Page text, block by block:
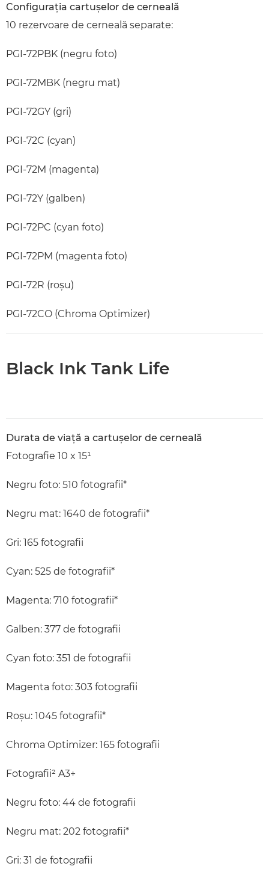
Configuraţia cartuşelor de cerneală
10 rezervoare de cerneală separate:
PGI-72PBK (negru foto)
PGI-72MBK (negru mat)
PGI-72GY (gri)
PGI-72C (cyan)
PGI-72M (magenta)
PGI-72Y (galben)
PGI-72PC (cyan foto)
PGI-72PM (magenta foto)
PGI-72R (roşu)
PGI-72CO (Chroma Optimizer)
Black Ink Tank Life
Durata de viaţă a cartuşelor de cerneală
Fotografie 10 x 15¹
Negru foto: 510 fotografii*
Negru mat: 1640 de fotografii*
Gri: 165 fotografii
Cyan: 525 de fotografii*
Magenta: 710 fotografii*
Galben: 377 de fotografii
Cyan foto: 351 de fotografii
Magenta foto: 303 fotografii
Roşu: 1045 fotografii*
Chroma Optimizer: 165 fotografii
Fotografii² A3+
Negru foto: 44 de fotografii
Negru mat: 202 fotografii*
Gri: 31 de fotografii